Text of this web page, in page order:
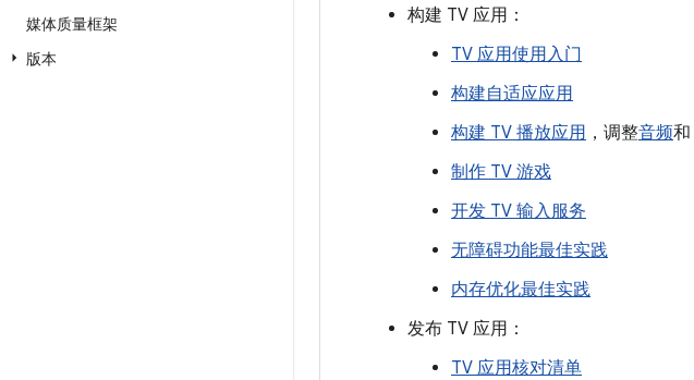
媒体质量框架
版本
构建 TV 应用：
TV 应用使用入门
构建自适应应用
构建 TV 播放应用 ，调整音频和
制作 TV 游戏
开发 TV 输入服务
无障碍功能最佳实践
内存优化最佳实践
发布 TV 应用：
TV 应用核对清单